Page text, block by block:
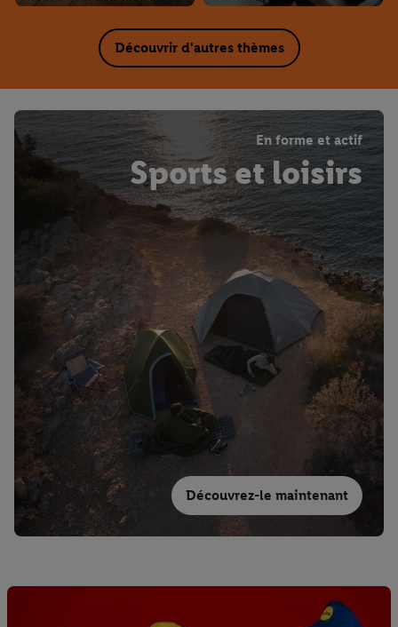
Découvrir d'autres thèmes
En forme et actif
Sports et loisirs
Découvrez-le maintenant